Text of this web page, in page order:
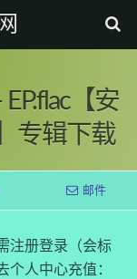
EP.flac【安
专辑下载
邮件
注册登录（会标
个人中心充值：